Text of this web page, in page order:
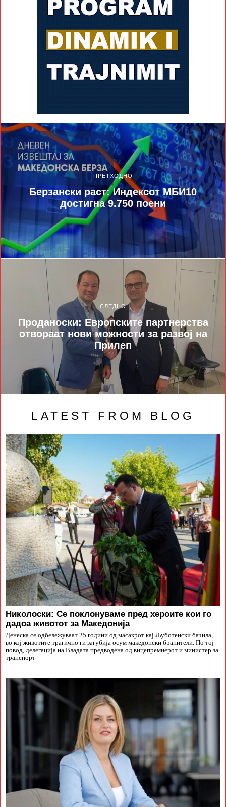
ПРЕТХОДНО
Берзански раст: Индексот МБИ10
достигна 9.750 поени
СЛЕДНО
Проданоски: Европските партнерства
отвораат нови можности за развој на
Прилеп
LATEST FROM BLOG
Николоски: Се поклонуваме пред хероите кои го
дадоа животот за Македонија
Денеска се одбележуваат 25 години од масакрот кај Љуботенски бачила,
во кој животите трагично ги загубија осум македонски бранители. По тој
повод, делегација на Владата предводена од вицепремиерот и министер за
транспорт